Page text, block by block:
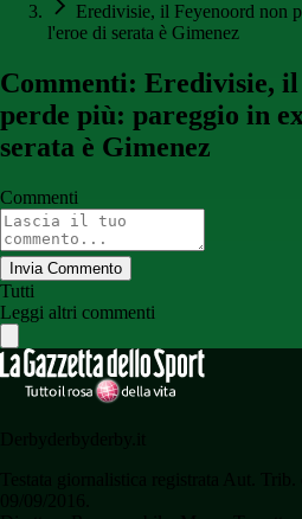
Eredivisie, il Feyenoord non
l'eroe di serata è Gimenez
Commenti: Eredivisie, il
perde più: pareggio in
serata è Gimenez
Commenti
Invia Commento
Tutti
Leggi altri commenti